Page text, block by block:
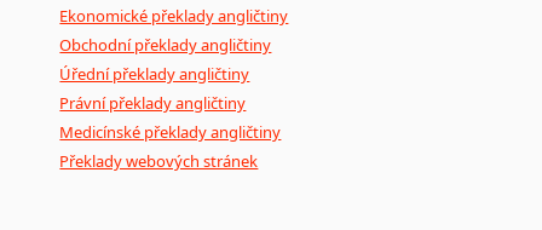
Ekonomické překlady angličtiny
Obchodní překlady angličtiny
Úřední překlady angličtiny
Právní překlady angličtiny
Medicínské překlady angličtiny
Překlady webových stránek